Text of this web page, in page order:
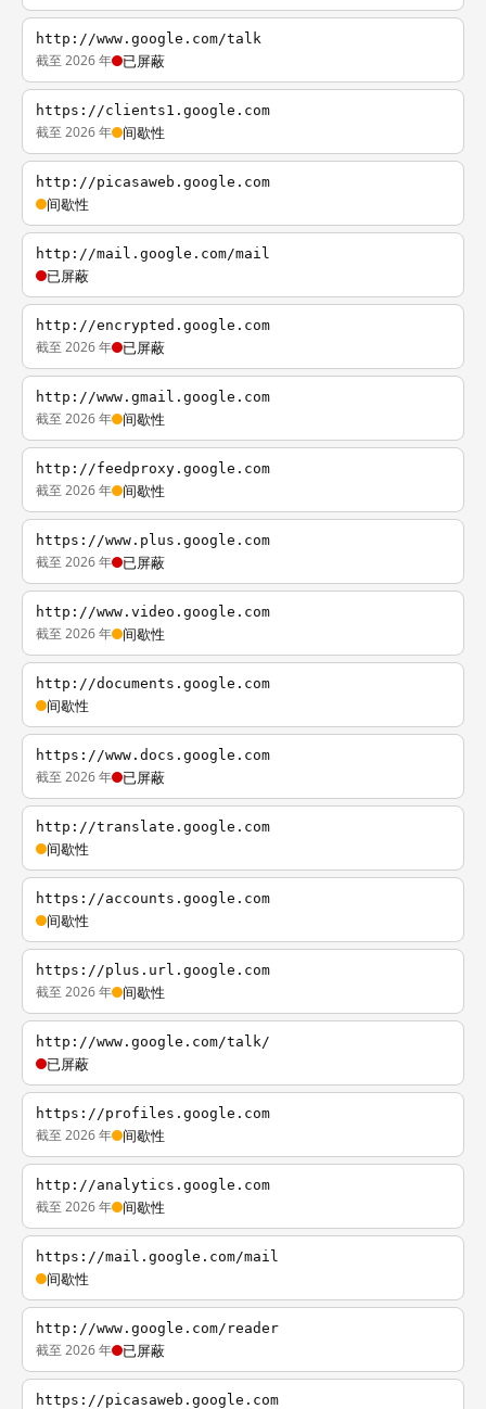
http://www.google.com/talk
截至 2026 年 已屏蔽
https://clients1.google.com
截至 2026 年 间歇性
http://picasaweb.google.com
间歇性
http://mail.google.com/mail
已屏蔽
http://encrypted.google.com
截至 2026 年 已屏蔽
http://www.gmail.google.com
截至 2026 年 间歇性
http://feedproxy.google.com
截至 2026 年 间歇性
https://www.plus.google.com
截至 2026 年 已屏蔽
http://www.video.google.com
截至 2026 年 间歇性
http://documents.google.com
间歇性
https://www.docs.google.com
截至 2026 年 已屏蔽
http://translate.google.com
间歇性
https://accounts.google.com
间歇性
https://plus.url.google.com
截至 2026 年 间歇性
http://www.google.com/talk/
已屏蔽
https://profiles.google.com
截至 2026 年 间歇性
http://analytics.google.com
截至 2026 年 间歇性
https://mail.google.com/mail
间歇性
http://www.google.com/reader
截至 2026 年 已屏蔽
https://picasaweb.google.com